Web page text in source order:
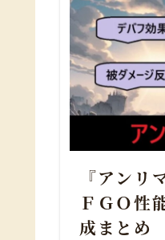
『アンリ
ＦＧＯ性
成まとめ